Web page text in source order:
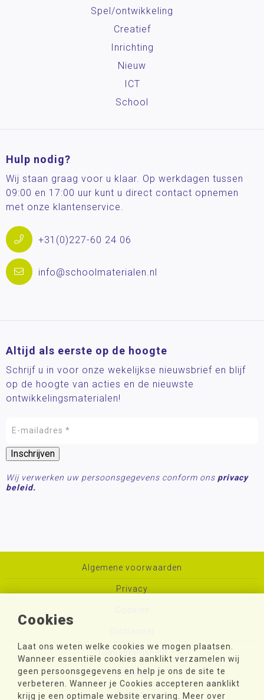
Cookies
Laat ons weten welke cookies we mogen plaatsen.
Wanneer essentiële cookies aanklikt verzamelen wij
geen persoonsgegevens en help je ons de site te
verbeteren. Wanneer je Cookies accepteren aanklikt
krijg je een optimale website ervaring. Meer over
Spel/ontwikkeling
Creatief
Inrichting
Nieuw
ICT
School
Hulp nodig?
Wij staan graag voor u klaar. Op werkdagen tussen
09:00 en 17:00 uur kunt u direct contact opnemen
met onze klantenservice.
+31(0)227-60 24 06
info@schoolmaterialen.nl
Altijd als eerste op de hoogte
Schrijf u in voor onze wekelijkse nieuwsbrief en blijf
op de hoogte van acties en de nieuwste
ontwikkelingsmaterialen!
Wij verwerken uw persoonsgegevens conform ons privacy
beleid.
Algemene voorwaarden
Privacy
Toegankelijkheid
Sitemap
Colofon